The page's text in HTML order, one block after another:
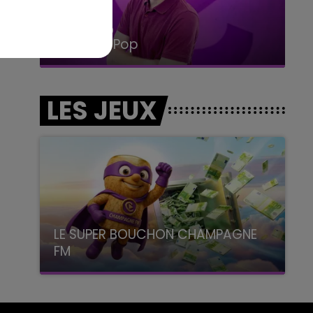
14h00 - 15h00
La Radio Pop
LES JEUX
LE SUPER BOUCHON CHAMPAGNE
FM
avec La Famille Champagne FM, à 8H10